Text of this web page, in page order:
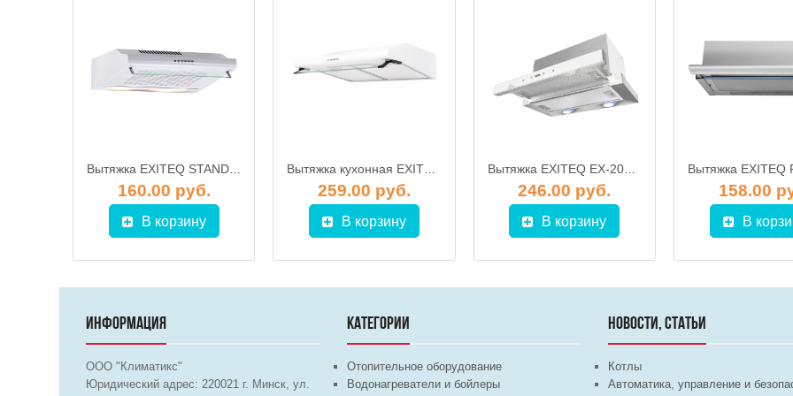
Вытяжка EXITEQ STANDARD 501 белая (50 см)
160.00 руб.
В корзину
Вытяжка кухонная EXITEQ EX-1056 white (60см)
259.00 руб.
В корзину
Вытяжка EXITEQ EX-2036 (60см, белая)
246.00 руб.
В корзину
158.00
В
ИНФОРМАЦИЯ
ООО "Климатикс"
Юридический адрес:220021 г. Минск, ул.
КАТЕГОРИИ
Отопительное оборудование
Водонагреватели и бойлеры
НОВОСТИ, СТАТЬИ
Котлы
Автоматика, управление и